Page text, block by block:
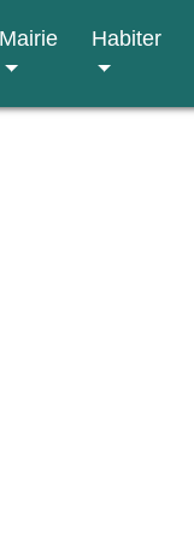
Mairie Habiter